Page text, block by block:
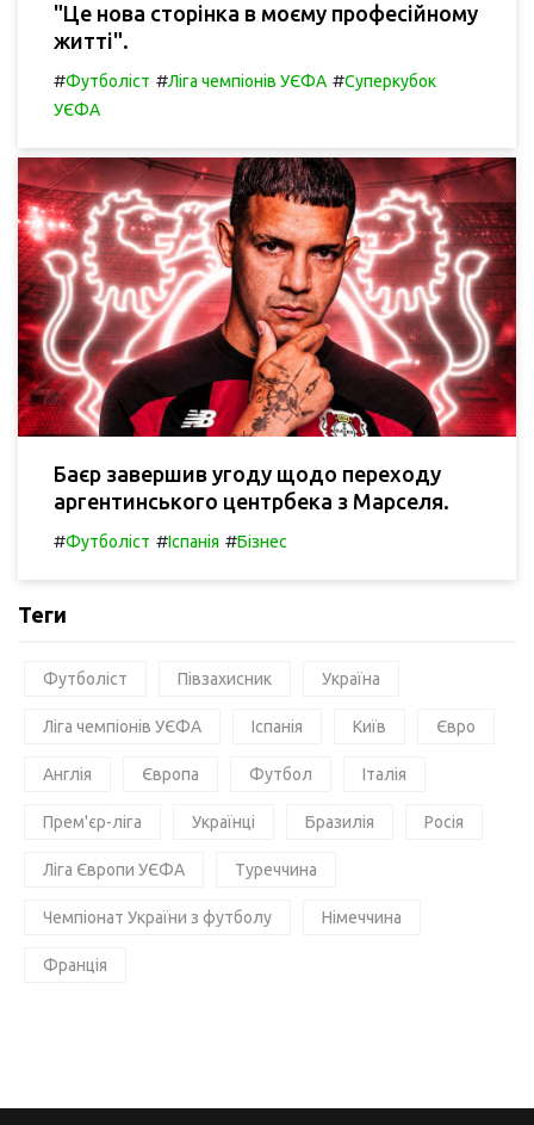
"Це нова сторінка в моєму професійному
житті".
#Футболіст #Ліга чемпіонів УЄФА #Суперкубок
УЄФА
Баєр завершив угоду щодо переходу
аргентинського центрбека з Марселя.
#Футболіст #Іспанія #Бізнес
Теги
Футболіст Півзахисник Україна
Ліга чемпіонів УЄФА Іспанія Київ Євро
Англія Європа Футбол Італія
Прем'єр-ліга Українці Бразилія Росія
Ліга Європи УЄФА Туреччина
Чемпіонат України з футболу Німеччина
Франція